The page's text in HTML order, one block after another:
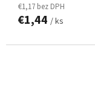
€1,17 bez DPH
€1,44 / ks